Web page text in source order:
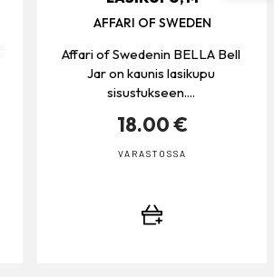
AFFARI OF SWEDEN
Affari of Swedenin BELLA Bell
Jar on kaunis lasikupu
sisustukseen....
18.00 €
VARASTOSSA